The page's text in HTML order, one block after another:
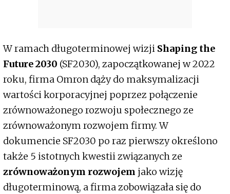
W ramach długoterminowej wizji Shaping the
Future 2030 (SF2030), zapoczątkowanej w 2022
roku, firma Omron dąży do maksymalizacji
wartości korporacyjnej poprzez połączenie
zrównoważonego rozwoju społecznego ze
zrównoważonym rozwojem firmy. W
dokumencie SF2030 po raz pierwszy określono
także 5 istotnych kwestii związanych ze
zrównoważonym rozwojem jako wizję
długoterminową, a firma zobowiązała się do